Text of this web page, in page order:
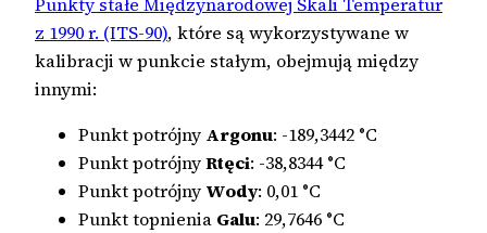
z 1990 r. (ITS-90), które są wykorzystywane w
kalibracji w punkcie stałym, obejmują między
innymi:
Punkt potrójny Argonu: -189,3442 °C
Punkt potrójnyRtęci: -38,8344 °C
Punkt potrójny Wody: 0,01 °C
Punkt topnienia Galu: 29,7646 °C